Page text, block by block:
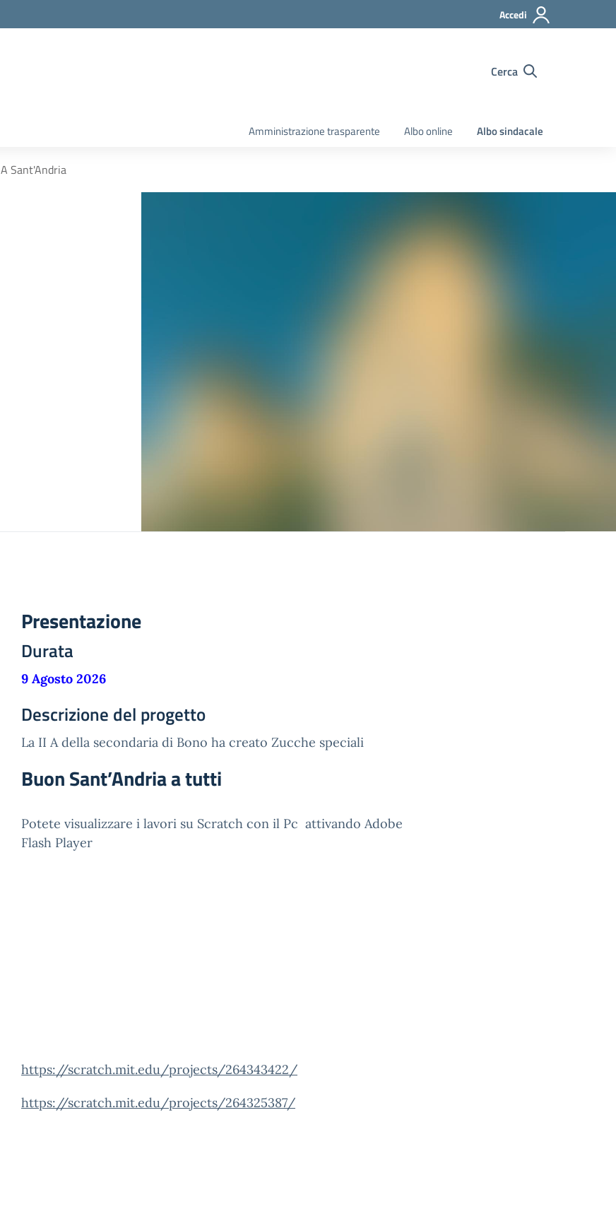
Accedi
Cerca
Amministrazione trasparente Albo online Albo sindacale
A Sant'Andria
Presentazione
Durata
9 Agosto 2026
Descrizione del progetto
La II A della secondaria di Bono ha creato Zucche speciali
Buon Sant’Andria a tutti
Potete visualizzare i lavori su Scratch con il Pc attivando Adobe
Flash Player
https://scratch.mit.edu/projects/264343422/
https://scratch.mit.edu/projects/264325387/